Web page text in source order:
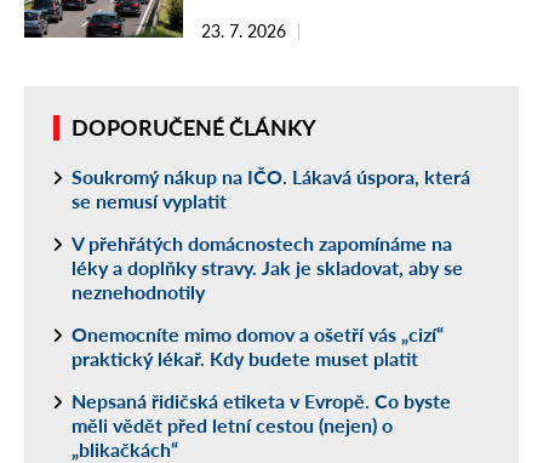
23. 7. 2026
DOPORUČENÉ ČLÁNKY
Soukromý nákup na IČO. Lákavá úspora, která
se nemusí vyplatit
V přehřátých domácnostech zapomínáme na
léky a doplňky stravy. Jak je skladovat, aby se
neznehodnotily
Onemocníte mimo domov a ošetří vás „cizí“
praktický lékař. Kdy budete muset platit
Nepsaná řidičská etiketa v Evropě. Co byste
měli vědět před letní cestou (nejen) o
„blikačkách“